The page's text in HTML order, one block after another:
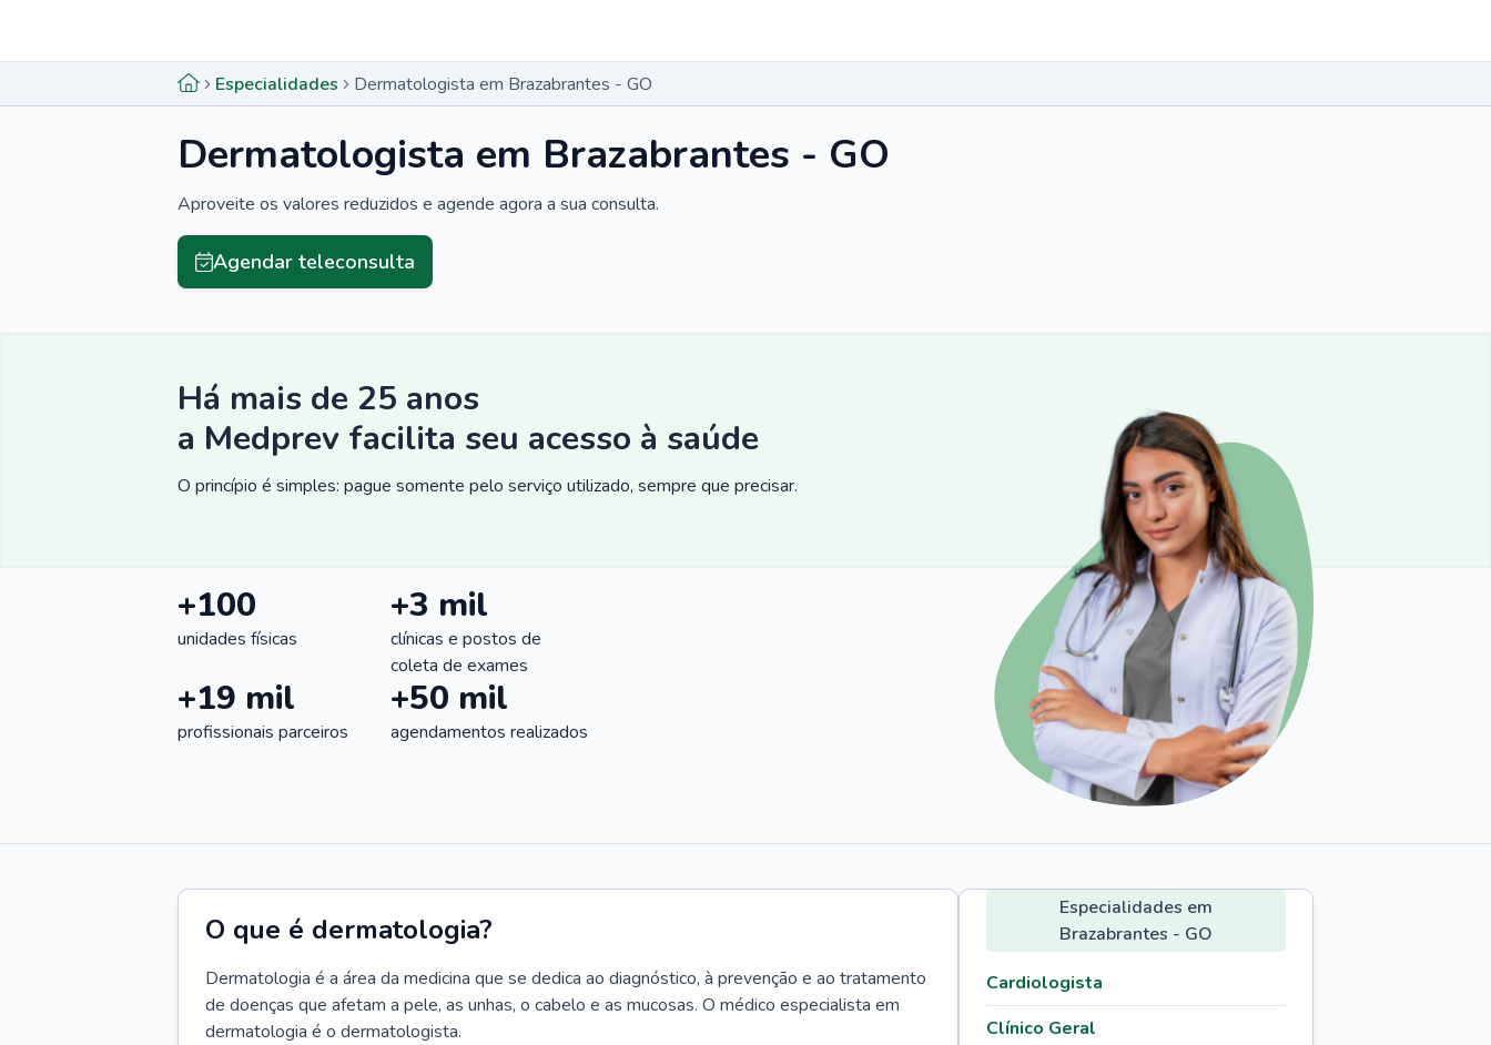
Especialidades Dermatologista em Brazabrantes - GO
Dermatologista em Brazabrantes - GO
Aproveite os valores reduzidos e agende agora a sua consulta.
Agendar teleconsulta
Há mais de 25 anos
a Medprev facilita seu acesso à saúde
O princípio é simples: pague somente pelo serviço utilizado, sempre que precisar.
+100
unidades físicas
+3 mil
clínicas e postos de
coleta de exames
+19 mil
profissionais parceiros
+50 mil
agendamentos realizados
O que é dermatologia?
Dermatologia é a área da medicina que se dedica ao diagnóstico, à prevenção e ao tratamento
de doenças que afetam a pele, as unhas, o cabelo e as mucosas. O médico especialista em
dermatologia é o dermatologista.
Especialidades em
Brazabrantes - GO
Cardiologista
Clínico Geral